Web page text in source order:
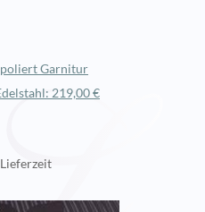
Garnitur
219,00 €